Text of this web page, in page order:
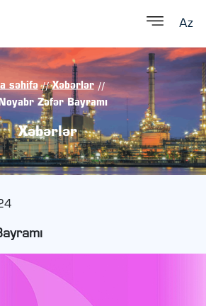
Az
səhifə // Xəbərlər //
Zəfər Bayramı
Xəbərlər